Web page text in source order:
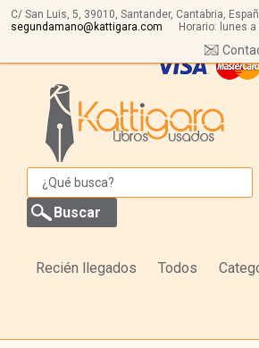
C/ San Luis, 5, 39010, Santander, Cantabria,
segundamano@kattigara.com
Horario: lunes
Recién llegados Todos